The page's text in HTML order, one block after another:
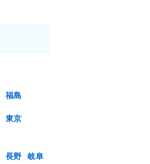
福島
東京
長野 岐阜